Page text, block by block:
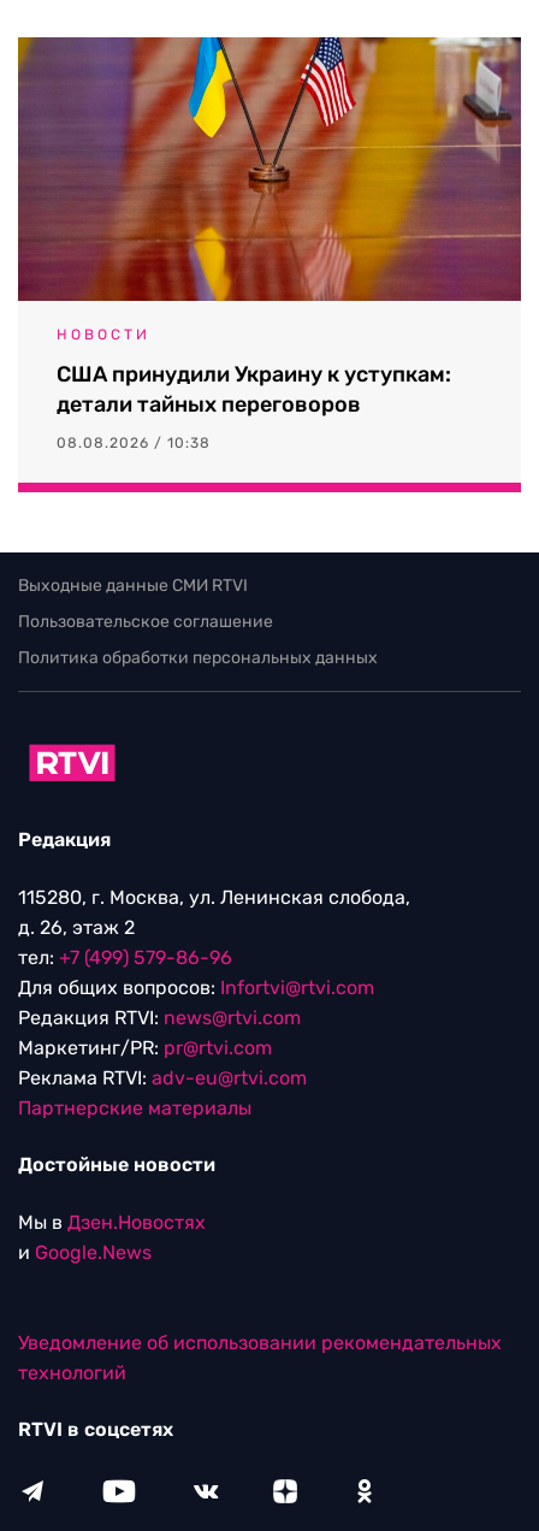
НОВОСТИ
США принудили Украину к уступкам:
детали тайных переговоров
08.08.2026 / 10:38
Выходные данные СМИ RTVI
Пользовательское соглашение
Политика обработки персональных данных
Редакция
115280, г. Москва, ул. Ленинская слобода,
д. 26, этаж 2
тел: +7 (499) 579-86-96
Для общих вопросов: Infortvi@rtvi.com
Редакция RTVI: news@rtvi.com
Маркетинг/PR: pr@rtvi.com
Реклама RTVI: adv-eu@rtvi.com
Партнерские материалы
Достойные новости
Мы в Дзен.Новостях
и Google.News
Уведомление об использовании рекомендательных
технологий
RTVI в соцсетях